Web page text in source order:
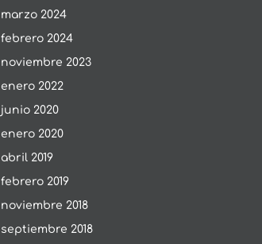
marzo 2024
febrero 2024
noviembre 2023
enero 2022
junio 2020
enero 2020
abril 2019
febrero 2019
noviembre 2018
septiembre 2018